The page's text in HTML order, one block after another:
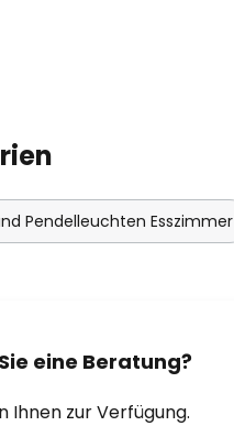
Pendelleuchten Esszimmer
eine Beratung?
Ihnen zur Verfügung.